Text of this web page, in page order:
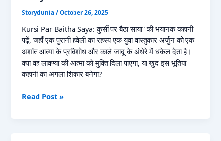
Read
Now
Storydunia/October 26, 2025
Kursi Par Baitha Saya: कुर्सी पर बैठा साया” की भयानक कहानी
पढ़ें, जहाँ एक पुरानी हवेली का रहस्य एक युवा वास्तुकार अर्जुन को एक
अशांत आत्मा के प्रतिशोध और काले जादू के अंधेरे में धकेल देता है।
क्या वह लावण्या की आत्मा को मुक्ति दिला पाएगा, या खुद इस भूतिया
कहानी का अगला शिकार बनेगा?
Kursi
Read Post »